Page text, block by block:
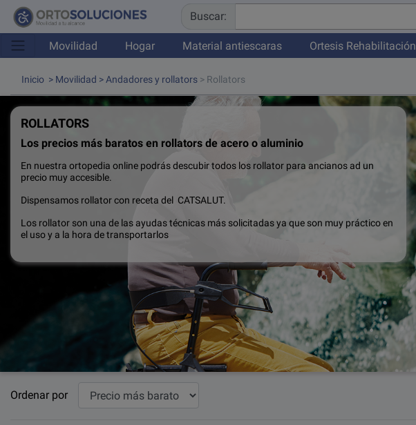
Buscar:
Movilidad Hogar Material antiescaras Ortesis Rehabilitación
Inicio > Movilidad >Andadores y rollators > Rollators
ROLLATORS
Los precios más baratos en rollators de acero o aluminio
En nuestra ortopedia online podrás descubir todos los rollator para ancianos ad un
precio muy accesible.
Dispensamos rollator con receta del CATSALUT.
Los rollator son una de las ayudas técnicas más solicitadas ya que son muy práctico en
el uso y a la hora de transportarlos
Ordenar por